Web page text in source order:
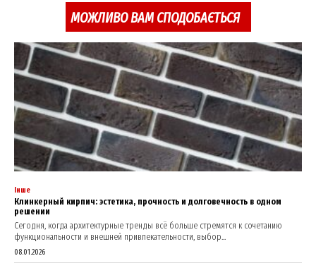
МОЖЛИВО ВАМ СПОДОБАЄТЬСЯ
Інше
Клинкерный кирпич: эстетика, прочность и долговечность в одном
решении
Сегодня, когда архитектурные тренды всё больше стремятся к сочетанию
функциональности и внешней привлекательности, выбор...
08.01.2026